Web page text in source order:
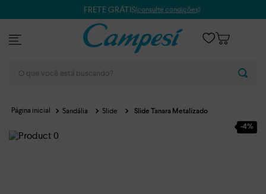
FRETE GRÁTIS(consulte condições)
Sandália Slide Slide Tanara Metalizado
-4%